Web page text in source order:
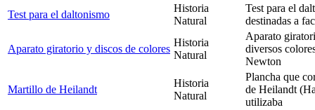
Test para el daltonismo
Historia
Natural
Test para el
destinadas a
Aparato giratorio y discos de colores
Historia
Natural
Aparato
diversos
Newton
Martillo de Heilandt
Historia
Natural
Plancha que
de Heilandt
utilizaba